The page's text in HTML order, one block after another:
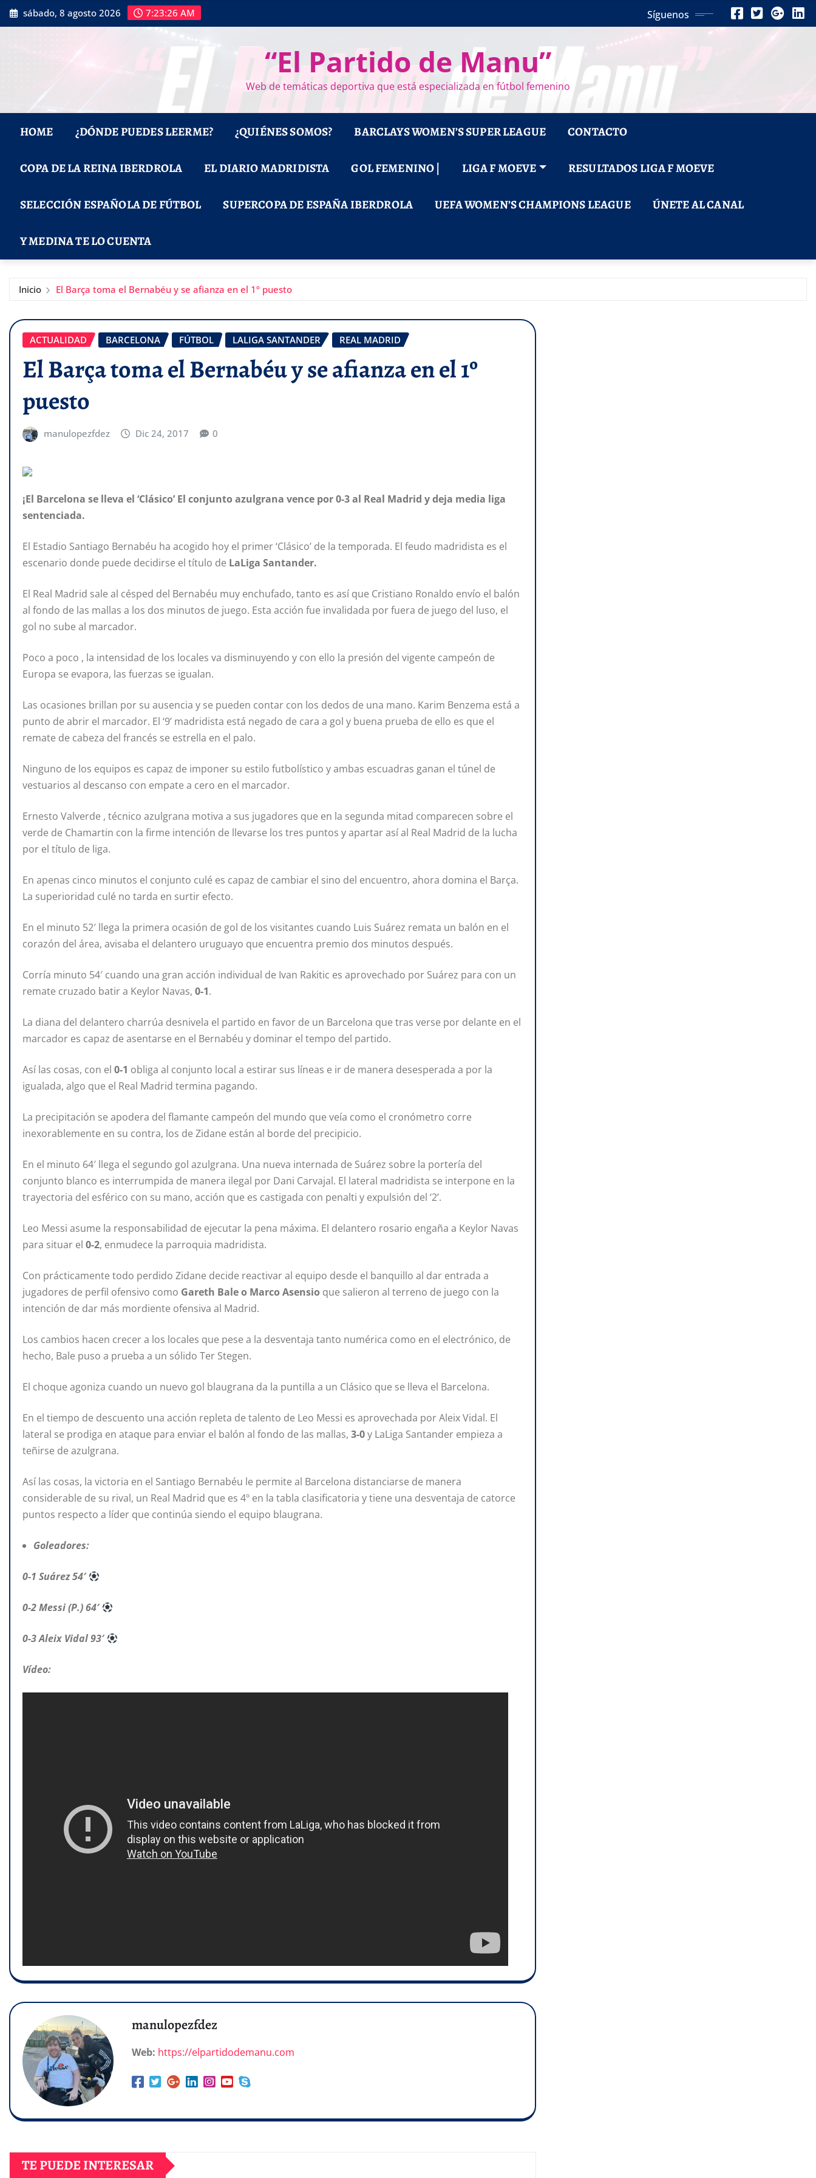
Saltar
al
sábado, 8 agosto 2026 7:23:27 AM Síguenos
“El Partido de Manu”
Web de temáticas deportiva que está especializada en fútbol femenino
HOME ¿DÓNDE PUEDES LEERME? ¿QUIÉNES SOMOS? BARCLAYS WOMEN’S SUPER LEAGUE CONTACTO
COPA DE LA REINA IBERDROLA EL DIARIO MADRIDISTA GOL FEMENINO | LIGA F MOEVE RESULTADOS LIGA F MOEVE
SELECCIÓN ESPAÑOLA DE FÚTBOL SUPERCOPA DE ESPAÑA IBERDROLA UEFA WOMEN’S CHAMPIONS LEAGUE ÚNETE AL CANAL
Y MEDINA TE LO CUENTA
Inicio El Barça toma el Bernabéu y se afianza en el 1º puesto
ACTUALIDAD BARCELONA FÚTBOL LALIGA SANTANDER REAL MADRID
El Barça toma el Bernabéu y se afianza en el 1º
puesto
manulopezfdez Dic 24, 2017 0
¡El Barcelona se lleva el ‘Clásico’ El conjunto azulgrana vence por 0-3 al Real Madrid y deja media liga
sentenciada.
El Estadio Santiago Bernabéu ha acogido hoy el primer ‘Clásico’ de la temporada. El feudo madridista es el
escenario donde puede decidirse el título de LaLiga Santander.
El Real Madrid sale al césped del Bernabéu muy enchufado, tanto es así que Cristiano Ronaldo envío el balón
al fondo de las mallas a los dos minutos de juego. Esta acción fue invalidada por fuera de juego del luso, el
gol no sube al marcador.
Poco a poco , la intensidad de los locales va disminuyendo y con ello la presión del vigente campeón de
Europa se evapora, las fuerzas se igualan.
Las ocasiones brillan por su ausencia y se pueden contar con los dedos de una mano. Karim Benzema está a
punto de abrir el marcador. El ‘9’ madridista está negado de cara a gol y buena prueba de ello es que el
remate de cabeza del francés se estrella en el palo.
Ninguno de los equipos es capaz de imponer su estilo futbolístico y ambas escuadras ganan el túnel de
vestuarios al descanso con empate a cero en el marcador.
Ernesto Valverde , técnico azulgrana motiva a sus jugadores que en la segunda mitad comparecen sobre el
verde de Chamartin con la firme intención de llevarse los tres puntos y apartar así al Real Madrid de la lucha
por el título de liga.
En apenas cinco minutos el conjunto culé es capaz de cambiar el sino del encuentro, ahora domina el Barça.
La superioridad culé no tarda en surtir efecto.
En el minuto 52′ llega la primera ocasión de gol de los visitantes cuando Luis Suárez remata un balón en el
corazón del área, avisaba el delantero uruguayo que encuentra premio dos minutos después.
Corría minuto 54′ cuando una gran acción individual de Ivan Rakitic es aprovechado por Suárez para con un
remate cruzado batir a Keylor Navas, 0-1.
La diana del delantero charrúa desnivela el partido en favor de un Barcelona que tras verse por delante en el
marcador es capaz de asentarse en el Bernabéu y dominar el tempo del partido.
Así las cosas, con el 0-1 obliga al conjunto local a estirar sus líneas e ir de manera desesperada a por la
igualada, algo que el Real Madrid termina pagando.
La precipitación se apodera del flamante campeón del mundo que veía como el cronómetro corre
inexorablemente en su contra, los de Zidane están al borde del precipicio.
En el minuto 64′ llega el segundo gol azulgrana. Una nueva internada de Suárez sobre la portería del
conjunto blanco es interrumpida de manera ilegal por Dani Carvajal. El lateral madridista se interpone en la
trayectoria del esférico con su mano, acción que es castigada con penalti y expulsión del ‘2’.
Leo Messi asume la responsabilidad de ejecutar la pena máxima. El delantero rosario engaña a Keylor Navas
para situar el 0-2, enmudece la parroquia madridista.
Con prácticamente todo perdido Zidane decide reactivar al equipo desde el banquillo al dar entrada a
jugadores de perfil ofensivo como Gareth Bale o Marco Asensio que salieron al terreno de juego con la
intención de dar más mordiente ofensiva al Madrid.
Los cambios hacen crecer a los locales que pese a la desventaja tanto numérica como en el electrónico, de
hecho, Bale puso a prueba a un sólido Ter Stegen.
El choque agoniza cuando un nuevo gol blaugrana da la puntilla a un Clásico que se lleva el Barcelona.
En el tiempo de descuento una acción repleta de talento de Leo Messi es aprovechada por Aleix Vidal. El
lateral se prodiga en ataque para enviar el balón al fondo de las mallas, 3-0y LaLiga Santander empieza a
teñirse de azulgrana.
Así las cosas, la victoria en el Santiago Bernabéu le permite al Barcelona distanciarse de manera
considerable de su rival, un Real Madrid que es 4º en la tabla clasificatoria y tiene una desventaja de catorce
puntos respecto a líder que continúa siendo el equipo blaugrana.
Goleadores:
0-1 Suárez 54′
0-2 Messi (P.) 64′
0-3 Aleix Vidal 93′
Vídeo:
manulopezfdez
Web: https://elpartidodemanu.com
TE PUEDE INTERESAR